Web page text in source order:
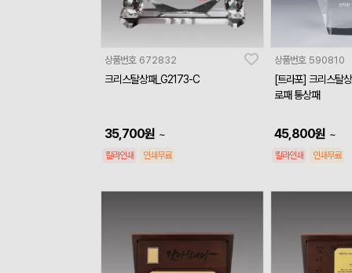
상품번호 672832
크리스탈상패_G2173-C
35,700원 ~
칼라인쇄 인쇄무료
상품번호 590810
[트라포] 크리스탈
로패 통상패
45,800원 ~
칼라인쇄 인쇄무료